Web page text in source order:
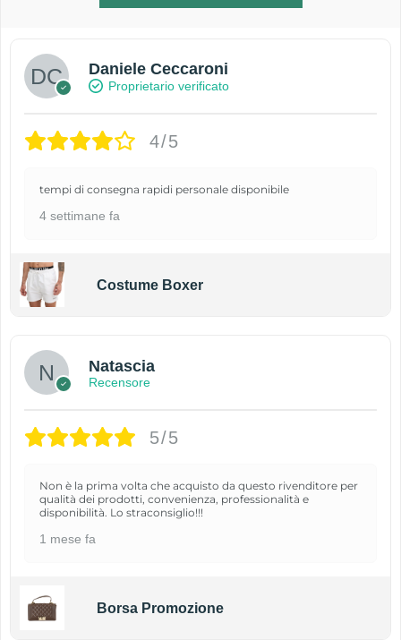
Daniele Ceccaroni
Proprietario verificato
4/5
tempi di consegna rapidi personale disponibile
4 settimane fa
Costume Boxer
Natascia
Recensore
5/5
Non è la prima volta che acquisto da questo rivenditore per
qualità dei prodotti, convenienza, professionalità e
disponibilità. Lo straconsiglio!!!
1 mese fa
Borsa Promozione